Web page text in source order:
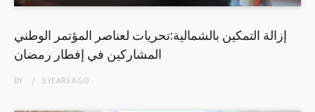
إزالة التمكين بالشمالية:تحريات لعناصر المؤتمر الوطني
المشاركين في إفطار رمضان
BY 5 YEARSAGO